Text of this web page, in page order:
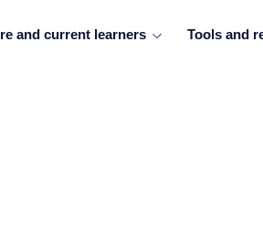
and current learners Tools and